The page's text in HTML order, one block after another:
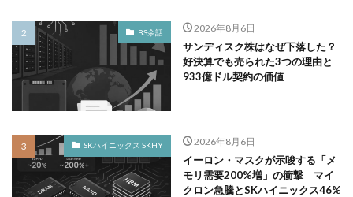
BS余話 2026年8月6日
サンディスク株はなぜ下落した？
好決算でも売られた3つの理由と
933億ドル契約の価値
SKハイニックス SKHY 2026年8月6日
イーロン・マスクが示唆する「メ
モリ需要200%増」の衝撃 マイ
クロン急騰とSKハイニックス46%